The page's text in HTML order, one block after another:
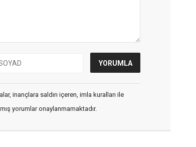
inançlara saldırı içeren, imla kuralları ile
yorumlar onaylanmamaktadır.